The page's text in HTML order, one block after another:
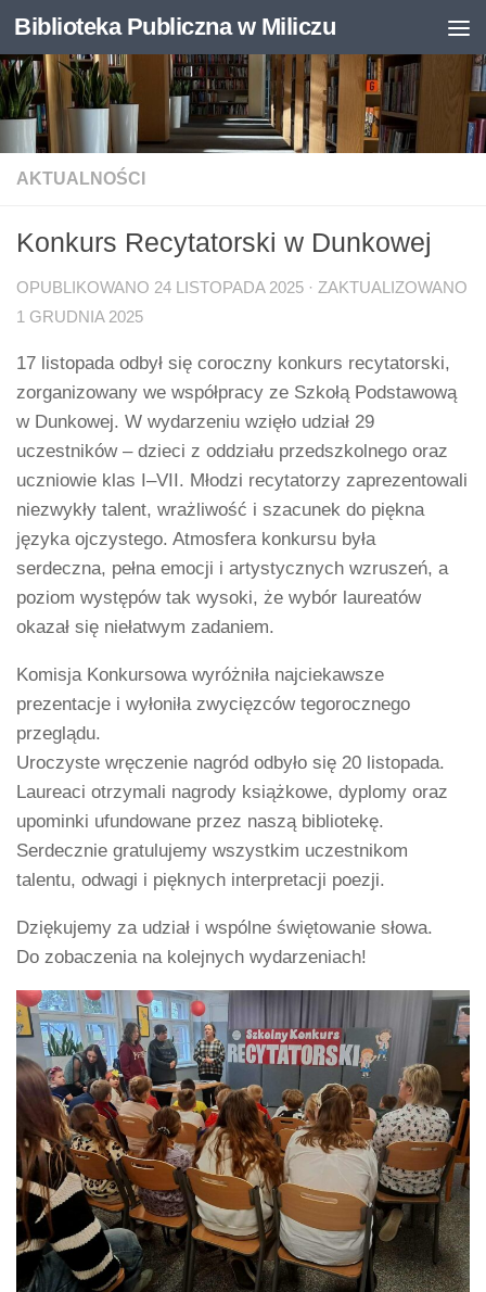
Otwórz pasek narzędzi
Skip to content
Biblioteka Publiczna w Miliczu
AKTUALNOŚCI
Konkurs Recytatorski w Dunkowej
OPUBLIKOWANO 24 LISTOPADA 2025 · ZAKTUALIZOWANO
1 GRUDNIA 2025
17 listopada odbył się coroczny konkurs recytatorski,
zorganizowany we współpracy ze Szkołą Podstawową
w Dunkowej. W wydarzeniu wzięło udział 29
uczestników – dzieci z oddziału przedszkolnego oraz
uczniowie klas I–VII. Młodzi recytatorzy zaprezentowali
niezwykły talent, wrażliwość i szacunek do piękna
języka ojczystego. Atmosfera konkursu była
serdeczna, pełna emocji i artystycznych wzruszeń, a
poziom występów tak wysoki, że wybór laureatów
okazał się niełatwym zadaniem.
Komisja Konkursowa wyróżniła najciekawsze
prezentacje i wyłoniła zwycięzców tegorocznego
przeglądu.
Uroczyste wręczenie nagród odbyło się 20 listopada.
Laureaci otrzymali nagrody książkowe, dyplomy oraz
upominki ufundowane przez naszą bibliotekę.
Serdecznie gratulujemy wszystkim uczestnikom
talentu, odwagi i pięknych interpretacji poezji.
Dziękujemy za udział i wspólne świętowanie słowa.
Do zobaczenia na kolejnych wydarzeniach!